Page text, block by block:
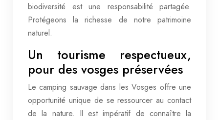
biodiversité est une responsabilité partagée.
Protégeons la richesse de notre patrimoine
naturel.
Un tourisme respectueux,
pour des vosges préservées
Le camping sauvage dans les Vosges offre une
opportunité unique de se ressourcer au contact
de la nature. Il est impératif de connaître la